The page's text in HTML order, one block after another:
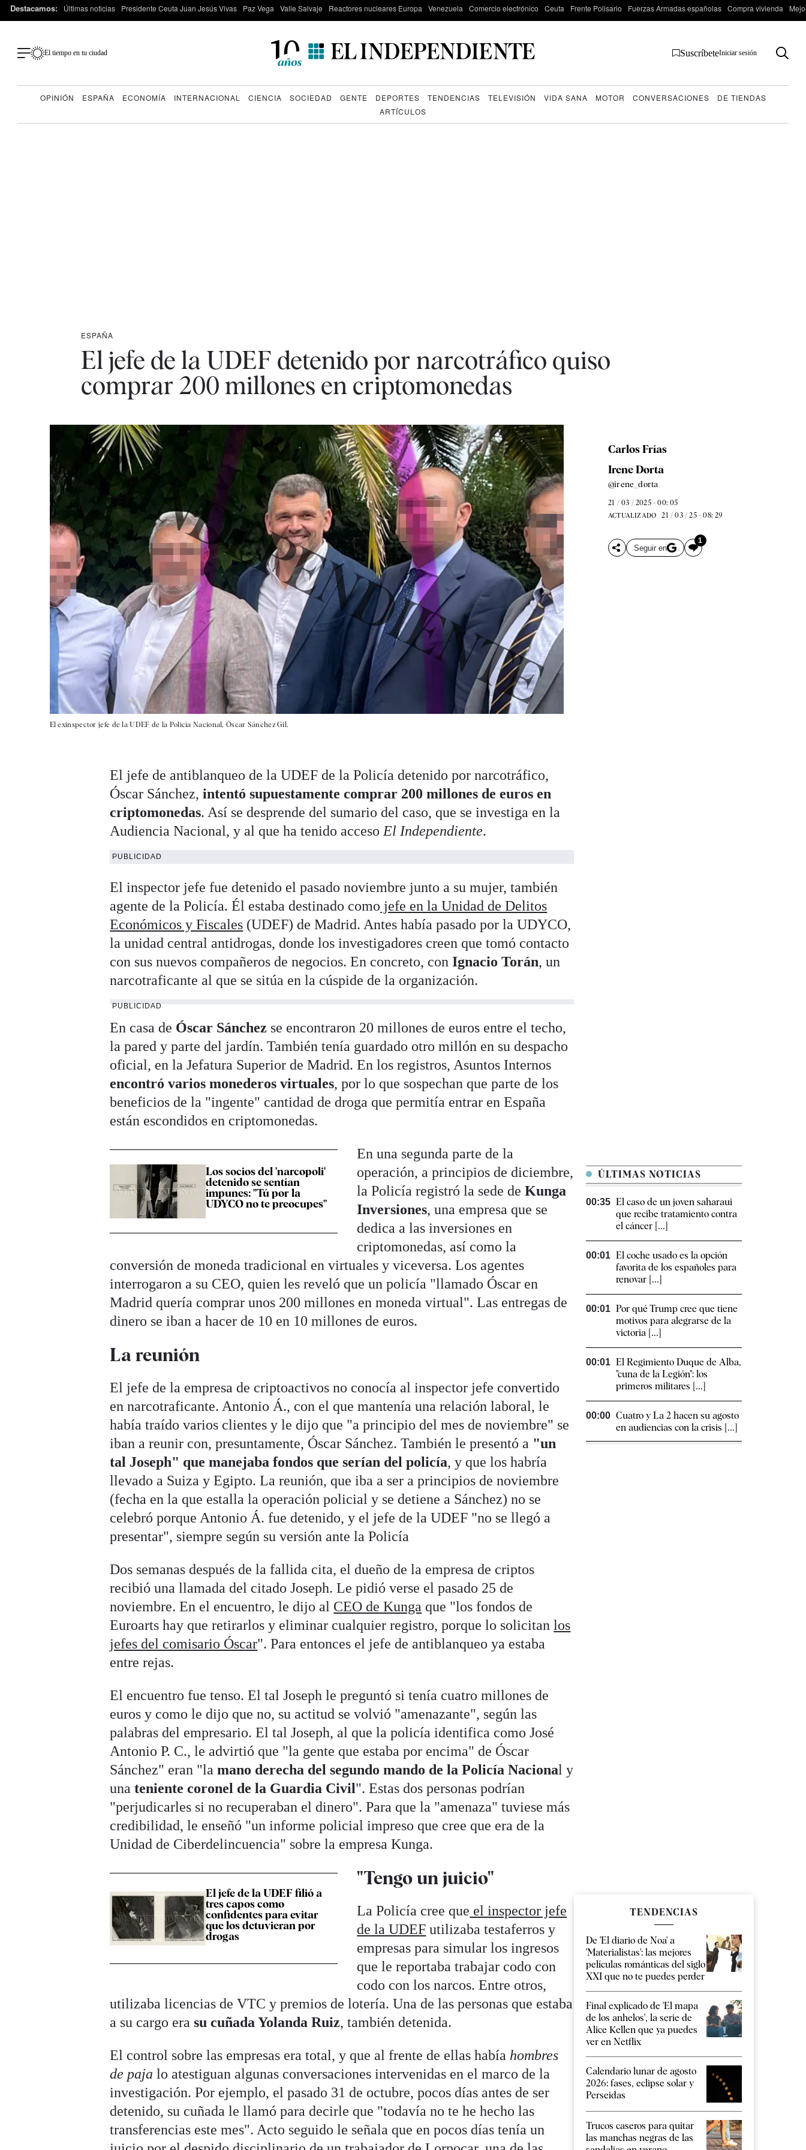
Destacamos: Últimas noticias Presidente Ceuta Juan Jesús Vivas Paz Vega Valle Salvaje Reactores nucleares Europa Venezuela Comercio electrónico Ceuta Frente Polisario Fuerzas Armadas españolas Compra vivienda
El tiempo en tu ciudad SuscríbeteIniciar sesión
OPINIÓN ESPAÑA ECONOMÍA INTERNACIONAL CIENCIA SOCIEDAD GENTE DEPORTES TENDENCIAS TELEVISIÓN VIDA SANA MOTOR CONVERSACIONES
DE TIENDAS
ARTÍCULOS
ESPAÑA
El jefe de la UDEF detenido por narcotráfico quiso
comprar 200 millones en criptomonedas
El exinspector jefe de la UDEF de la Policía Nacional, Óscar Sánchez Gil.
Carlos Frías
Irene Dorta
@irene_dorta
21 / 03 / 2025 - 00: 05
ACTUALIZADO 21 / 03 / 25 - 08: 29
Seguir en
1
El jefe de antiblanqueo de la UDEF de la Policía detenido por narcotráfico,
Óscar Sánchez,intentó supuestamente comprar 200 millones de euros en
criptomonedas. Así se desprende del sumario del caso, que se investiga en la
Audiencia Nacional, y al que ha tenido acceso El Independiente.
PUBLICIDAD
El inspector jefe fue detenido el pasado noviembre junto a su mujer, también
agente de la Policía. Él estaba destinado como jefe en la Unidad de Delitos
Económicos y Fiscales (UDEF) de Madrid. Antes había pasado por la UDYCO,
la unidad central antidrogas, donde los investigadores creen que tomó contacto
con sus nuevos compañeros de negocios. En concreto, conIgnacio Torán, un
narcotraficante al que se sitúa en la cúspide de la organización.
PUBLICIDAD
En casa de Óscar Sánchez se encontraron 20 millones de euros entre el techo,
la pared y parte del jardín. También tenía guardado otro millón en su despacho
oficial, en la Jefatura Superior de Madrid. En los registros, Asuntos Internos
encontró varios monederos virtuales, por lo que sospechan que parte de los
beneficios de la "ingente" cantidad de droga que permitía entrar en España
están escondidos en criptomonedas.
Los socios del 'narcopoli'
detenido se sentían
impunes: "Tú por la
UDYCO no te preocupes"
En una segunda parte de la
operación, a principios de diciembre,
la Policía registró la sede deKunga
Inversiones, una empresa que se
dedica a las inversiones en
criptomonedas, así como la
conversión de moneda tradicional en virtuales y viceversa. Los agentes
interrogaron a su CEO, quien les reveló que un policía "llamado Óscar en
Madrid quería comprar unos 200 millones en moneda virtual". Las entregas de
dinero se iban a hacer de 10 en 10 millones de euros.
La reunión
El jefe de la empresa de criptoactivos no conocía al inspector jefe convertido
en narcotraficante. Antonio Á., con el que mantenía una relación laboral, le
había traído varios clientes y le dijo que "a principio del mes de noviembre" se
iban a reunir con, presuntamente, Óscar Sánchez. También le presentó a "un
tal Joseph" que manejaba fondos que serían del policía, y que los habría
llevado a Suiza y Egipto. La reunión, que iba a ser a principios de noviembre
(fecha en la que estalla la operación policial y se detiene a Sánchez) no se
celebró porque Antonio Á. fue detenido, y el jefe de la UDEF "no se llegó a
presentar", siempre según su versión ante la Policía
Dos semanas después de la fallida cita, el dueño de la empresa de criptos
recibió una llamada del citado Joseph. Le pidió verse el pasado 25 de
noviembre. En el encuentro, le dijo al CEO de Kunga que "los fondos de
Euroarts hay que retirarlos y eliminar cualquier registro, porque lo solicitanlos
jefes del comisario Óscar". Para entonces el jefe de antiblanqueo ya estaba
entre rejas.
El encuentro fue tenso. El tal Joseph le preguntó si tenía cuatro millones de
euros y como le dijo que no, su actitud se volvió "amenazante", según las
palabras del empresario. El tal Joseph, al que la policía identifica como José
Antonio P. C., le advirtió que "la gente que estaba por encima" de Óscar
Sánchez" eran "lamano derecha del segundo mando de la Policía Nacional y
unateniente coronel de la Guardia Civil". Estas dos personas podrían
"perjudicarles si no recuperaban el dinero". Para que la "amenaza" tuviese más
credibilidad, le enseñó "un informe policial impreso que cree que era de la
Unidad de Ciberdelincuencia" sobre la empresa Kunga.
El jefe de la UDEF filió a
tres capos como
confidentes para evitar
que los detuvieran por
drogas
"Tengo un juicio"
La Policía cree que el inspector jefe
de la UDEF utilizaba testaferros y
empresas para simular los ingresos
que le reportaba trabajar codo con
codo con los narcos. Entre otros,
utilizaba licencias de VTC y premios de lotería. Una de las personas que estaba
a su cargo erasu cuñada Yolanda Ruiz, también detenida.
El control sobre las empresas era total, y que al frente de ellas había hombres
de paja lo atestiguan algunas conversaciones intervenidas en el marco de la
investigación. Por ejemplo, el pasado 31 de octubre, pocos días antes de ser
detenido, su cuñada le llamó para decirle que "todavía no te he hecho las
transferencias este mes". Acto seguido le señala que en pocos días tenía un
ÚLTIMAS NOTICIAS
00:35 El caso de un joven saharaui
que recibe tratamiento contra
el cáncer [...]
00:01 El coche usado es la opción
favorita de los españoles para
renovar [...]
00:01 Por qué Trump cree que tiene
motivos para alegrarse de la
victoria [...]
00:01 El Regimiento Duque de Alba,
"cuna de la Legión": los
primeros militares [...]
00:00 Cuatro y La 2 hacen su agosto
en audiencias con la crisis [...]
TENDENCIAS
De 'El diario de Noa' a
'Materialistas': las mejores
películas románticas del siglo
XXI que no te puedes perder
Final explicado de 'El mapa
de los anhelos', la serie de
Alice Kellen que ya puedes
ver en Netflix
Calendario lunar de agosto
2026: fases, eclipse solar y
Perseidas
Trucos caseros para quitar
las manchas negras de las